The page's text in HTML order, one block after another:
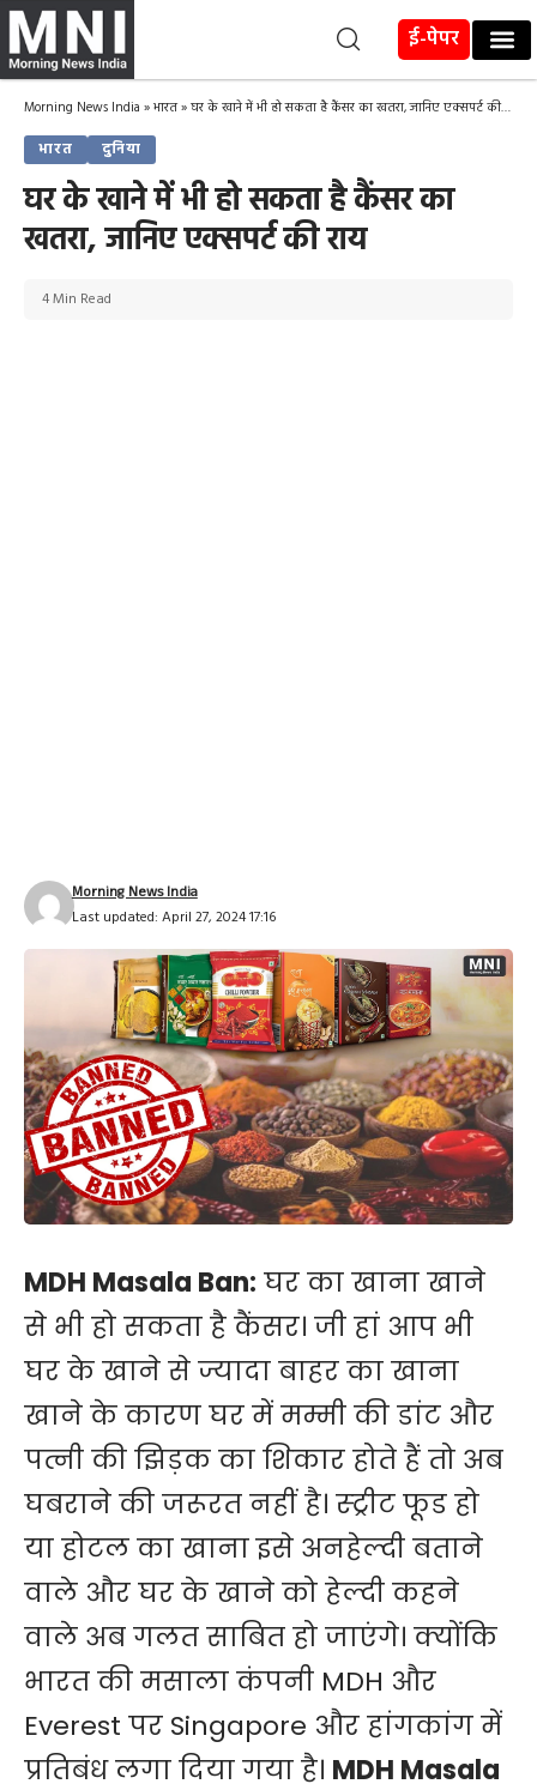
ई-पेपर
Morning News India »भारत»घर के खाने में भी हो सकता है कैंसर का खतरा, जानिए एक्सपर्ट की राय
भारत दुनिया
घर के खाने में भी हो सकता है कैंसर का
खतरा, जानिए एक्सपर्ट की राय
Last updated: April 27, 2024 17:16
Morning News India
4 Min Read
MDH Masala Ban: घर का खाना खाने
से भी हो सकता है कैंसर। जी हां आप भी
घर के खाने से ज्यादा बाहर का खाना
खाने के कारण घर में मम्मी की डांट और
पत्नी की झिड़क का शिकार होते हैं तो अब
घबराने की जरूरत नहीं है। स्ट्रीट फूड हो
या होटल का खाना इसे अनहेल्दी बताने
वाले और घर के खाने को हेल्दी कहने
वाले अब गलत साबित हो जाएंगे। क्योंकि
भारत की मसाला कंपनी MDH और
Everest पर Singapore और हांगकांग में
प्रतिबंध लगा दिया गया है। MDH Masala